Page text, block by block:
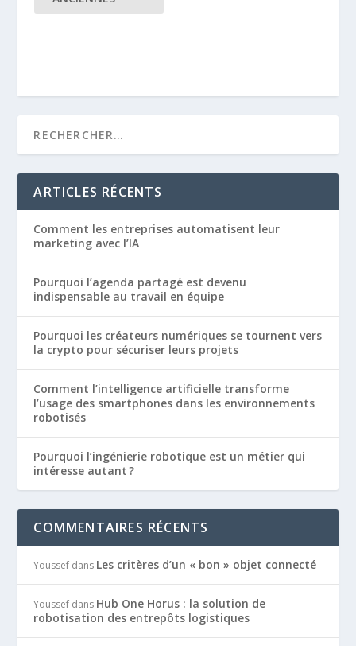
ARTICLES RÉCENTS
Comment les entreprises automatisent leur
marketing avec l’IA
Pourquoi l’agenda partagé est devenu
indispensable au travail en équipe
Pourquoi les créateurs numériques se tournent vers
la crypto pour sécuriser leurs projets
Comment l’intelligence artificielle transforme
l’usage des smartphones dans les environnements
robotisés
Pourquoi l’ingénierie robotique est un métier qui
intéresse autant ?
COMMENTAIRES RÉCENTS
Youssef dans Les critères d’un « bon » objet connecté
Youssef dans Hub One Horus : la solution de
robotisation des entrepôts logistiques